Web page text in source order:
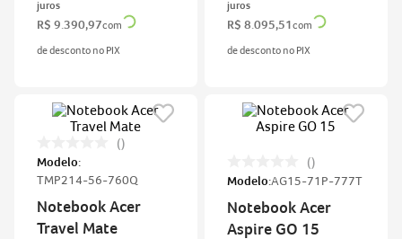
R$ 9 390,97com
de desconto no PIX
R$ 8 095,51com
de desconto no PIX
Modelo:
TMP214-56-760Q
Notebook Acer
Travel Mate
Modelo:AG15-71P-777T
Notebook Acer
Aspire GO 15